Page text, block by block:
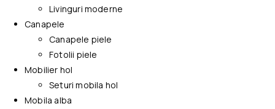
Livinguri moderne
Canapele
Canapele piele
Fotolii piele
Mobilier hol
Seturi mobila hol
Mobila alba